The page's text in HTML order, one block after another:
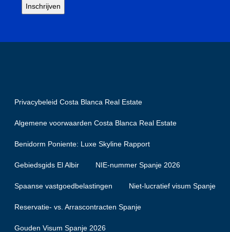
Privacybeleid Costa Blanca Real Estate
Algemene voorwaarden Costa Blanca Real Estate
Benidorm Poniente: Luxe Skyline Rapport
Gebiedsgids El Albir NIE-nummer Spanje 2026
Spaanse vastgoedbelastingen Niet-lucratief visum Spanje
Reservatie- vs. Arrascontracten Spanje
Gouden Visum Spanje 2026